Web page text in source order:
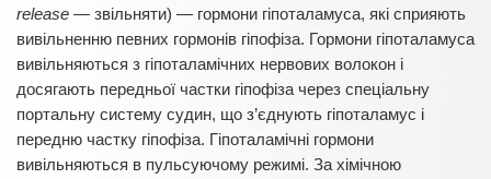
release — звільняти) — гормони гіпоталамуса, які сприяють
вивільненню певних гормонів гіпофіза. Гормони гіпоталамуса
вивільняються з гіпоталамічних нервових волокон і
досягають передньої частки гіпофіза через спеціальну
портальну систему судин, що з’єднують гіпоталамус і
передню частку гіпофіза. Гіпоталамічні гормони
вивільняються в пульсуючому режимі. За хімічною